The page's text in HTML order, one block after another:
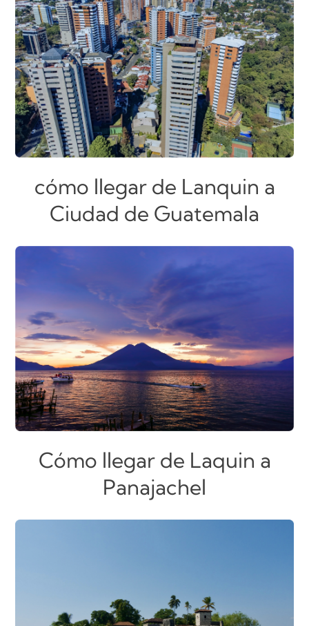
cómo llegar de Lanquin a
Ciudad de Guatemala
Cómo llegar de Laquin a
Panajachel